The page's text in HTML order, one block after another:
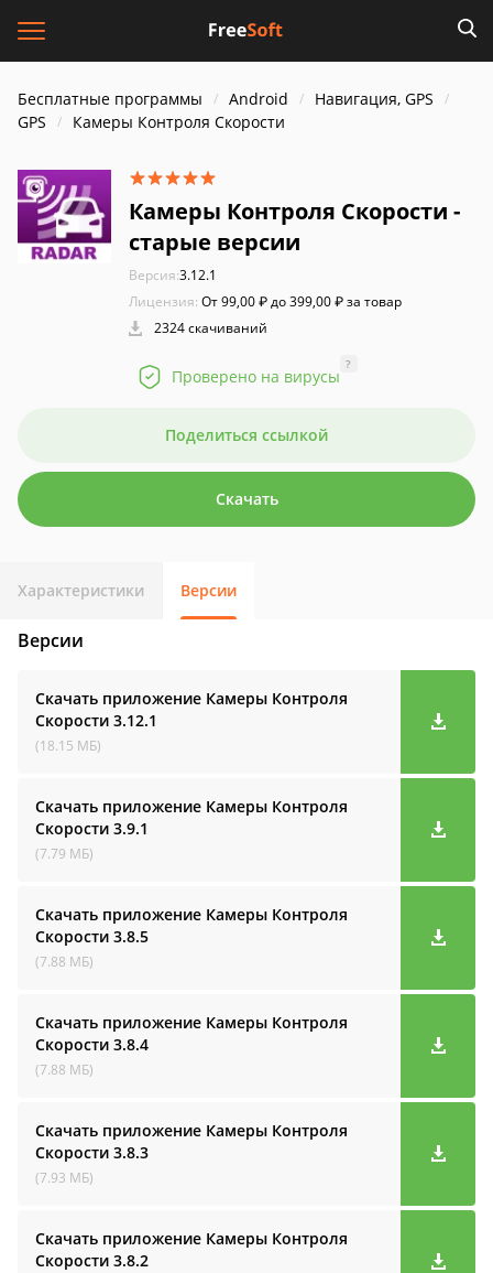
Бесплатные программы Android
Навигация, GPS
GPS
Камеры Контроля Скорости
Камеры Контроля Скорости -
старые версии
Версия:3.12.1
Лицензия: От 99,00 ₽ до 399,00 ₽ за товар
2324 скачиваний
Проверено на вирусы
?
Поделиться ссылкой
Скачать
Характеристики Версии
Версии
Скачать приложение Камеры Контроля
Скорости 3.12.1
(18.15 МБ)
Скачать приложение Камеры Контроля
Скорости 3.9.1
(7.79 МБ)
Скачать приложение Камеры Контроля
Скорости 3.8.5
(7.88 МБ)
Скачать приложение Камеры Контроля
Скорости 3.8.4
(7.88 МБ)
Скачать приложение Камеры Контроля
Скорости 3.8.3
(7.93 МБ)
Скачать приложение Камеры Контроля
Скорости 3.8.2